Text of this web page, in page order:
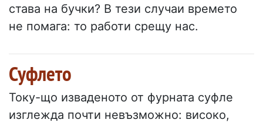
става на бучки? В тези случаи времето
не помага: то работи срещу нас.
Суфлето
Току-що изваденото от фурната суфле
изглежда почти невъзможно: високо,